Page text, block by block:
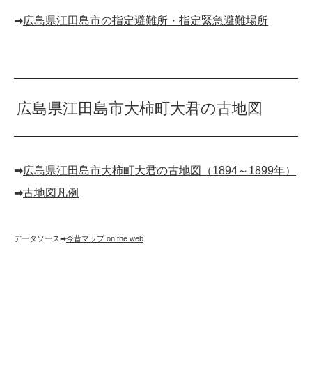
➡︎広島県江田島市の指定避難所・指定緊急避難場所
広島県江田島市大柿町大君の古地図
➡︎広島県江田島市大柿町大君の古地図（1894～1899年）
➡︎古地図凡例
データソース➡︎今昔マップ on the web